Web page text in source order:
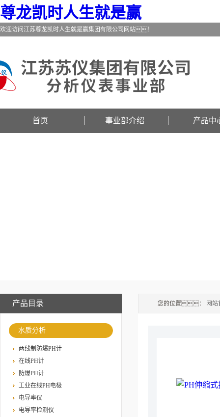
尊龙凯时人生就是赢
欢迎访问江苏尊龙凯时人生就是赢集团有限公司网站！
首页 事业部介绍 产品中
产品目录
水质分析
两线制防爆PH计
在线PH计
防爆PH计
工业在线PH电极
电导率仪
电导率检测仪
您的位置： 网站